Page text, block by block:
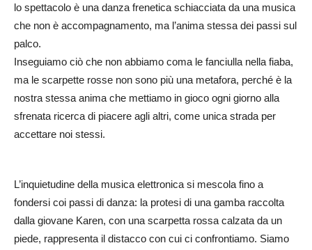
lo spettacolo è una danza frenetica schiacciata da una musica
che non è accompagnamento, ma l’anima stessa dei passi sul
palco.
Inseguiamo ciò che non abbiamo coma le fanciulla nella fiaba,
ma le scarpette rosse non sono più una metafora, perché è la
nostra stessa anima che mettiamo in gioco ogni giorno alla
sfrenata ricerca di piacere agli altri, come unica strada per
accettare noi stessi.
L’inquietudine della musica elettronica si mescola fino a
fondersi coi passi di danza: la protesi di una gamba raccolta
dalla giovane Karen, con una scarpetta rossa calzata da un
piede, rappresenta il distacco con cui ci confrontiamo. Siamo